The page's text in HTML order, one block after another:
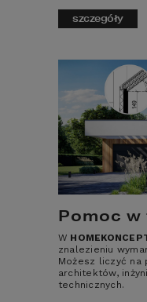
szczegóły
Pomoc
W
znalezieniu
Możesz liczyć na
architektów,
technicznych.
NOWOŚĆ
Projekt domu
G2 wariant
POWIERZCHNIA